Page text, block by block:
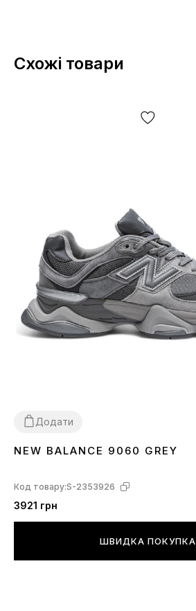
Схожі товари
Додати
41
NEW BALANCE 9060 GREY
Код товару:S-2353926
3921 грн
ШВИДКА ПОКУПКА